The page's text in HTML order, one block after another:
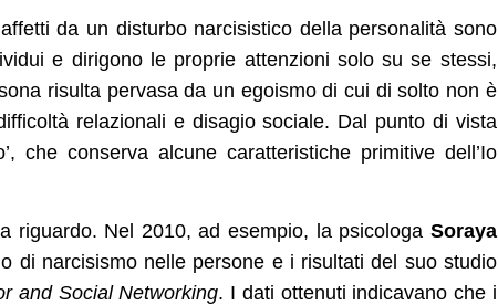
da un disturbo narcisistico della personalità sono
e dirigono le proprie attenzioni solo su se stessi,
risulta pervasa da un egoismo di cui di solto non è
relazionali e disagio sociale. Dal punto di vista
che conserva alcune caratteristiche primitive dell’Io
riguardo. Nel 2010, ad esempio, la psicologa Soraya
di narcisismo nelle persone e i risultati del suo studio
and Social Networking. I dati ottenuti indicavano che i